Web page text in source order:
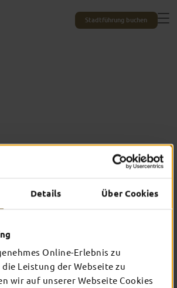
Details Über Cookies
Online-Erlebnis zu
Leistung der Webseite zu
wir auf unserer Webseite Cookies
Stadtführung buchen
nur in Fulda